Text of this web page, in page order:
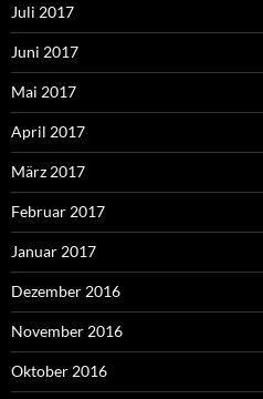
Juli 2017
Juni 2017
Mai 2017
April 2017
März 2017
Februar 2017
Januar 2017
Dezember 2016
November 2016
Oktober 2016